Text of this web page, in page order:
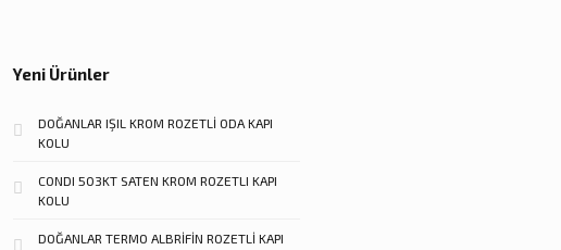
Yeni Ürünler
DOĞANLAR IŞIL KROM ROZETLİ ODA KAPI
KOLU
CONDI 503KT SATEN KROM ROZETLI KAPI
KOLU
DOĞANLAR TERMO ALBRİFİN ROZETLİ KAPI